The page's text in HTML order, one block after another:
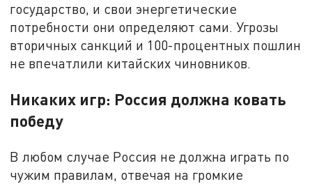
государство, и свои энергетические
потребности они определяют сами. Угрозы
вторичных санкций и 100-процентных пошлин
не впечатлили китайских чиновников.
Никаких игр: Россия должна ковать
победу
В любом случае Россия не должна играть по
чужим правилам, отвечая на громкие